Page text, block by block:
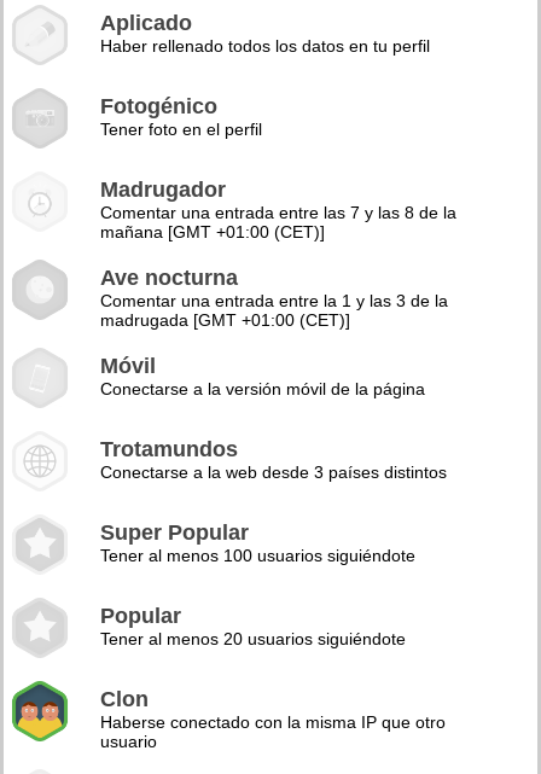
Aplicado
Haber rellenado todos los datos en tu perfil
Fotogénico
Tener foto en el perfil
Madrugador
Comentar una entrada entre las 7 y las 8 de la
mañana [GMT +01:00 (CET)]
Ave nocturna
Comentar una entrada entre la 1 y las 3 de la
madrugada [GMT +01:00 (CET)]
Móvil
Conectarse a la versión móvil de la página
Trotamundos
Conectarse a la web desde 3 países distintos
Super Popular
Tener al menos 100 usuarios siguiéndote
Popular
Tener al menos 20 usuarios siguiéndote
Clon
Haberse conectado con la misma IP que otro
usuario